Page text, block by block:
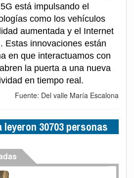
está impulsando el
como los vehículos
aumentada y el Internet
Estas innovaciones están
en que interactuamos con
la puerta a una nueva
en tiempo real.
Fuente: Del valle María Escalona
30703 personas